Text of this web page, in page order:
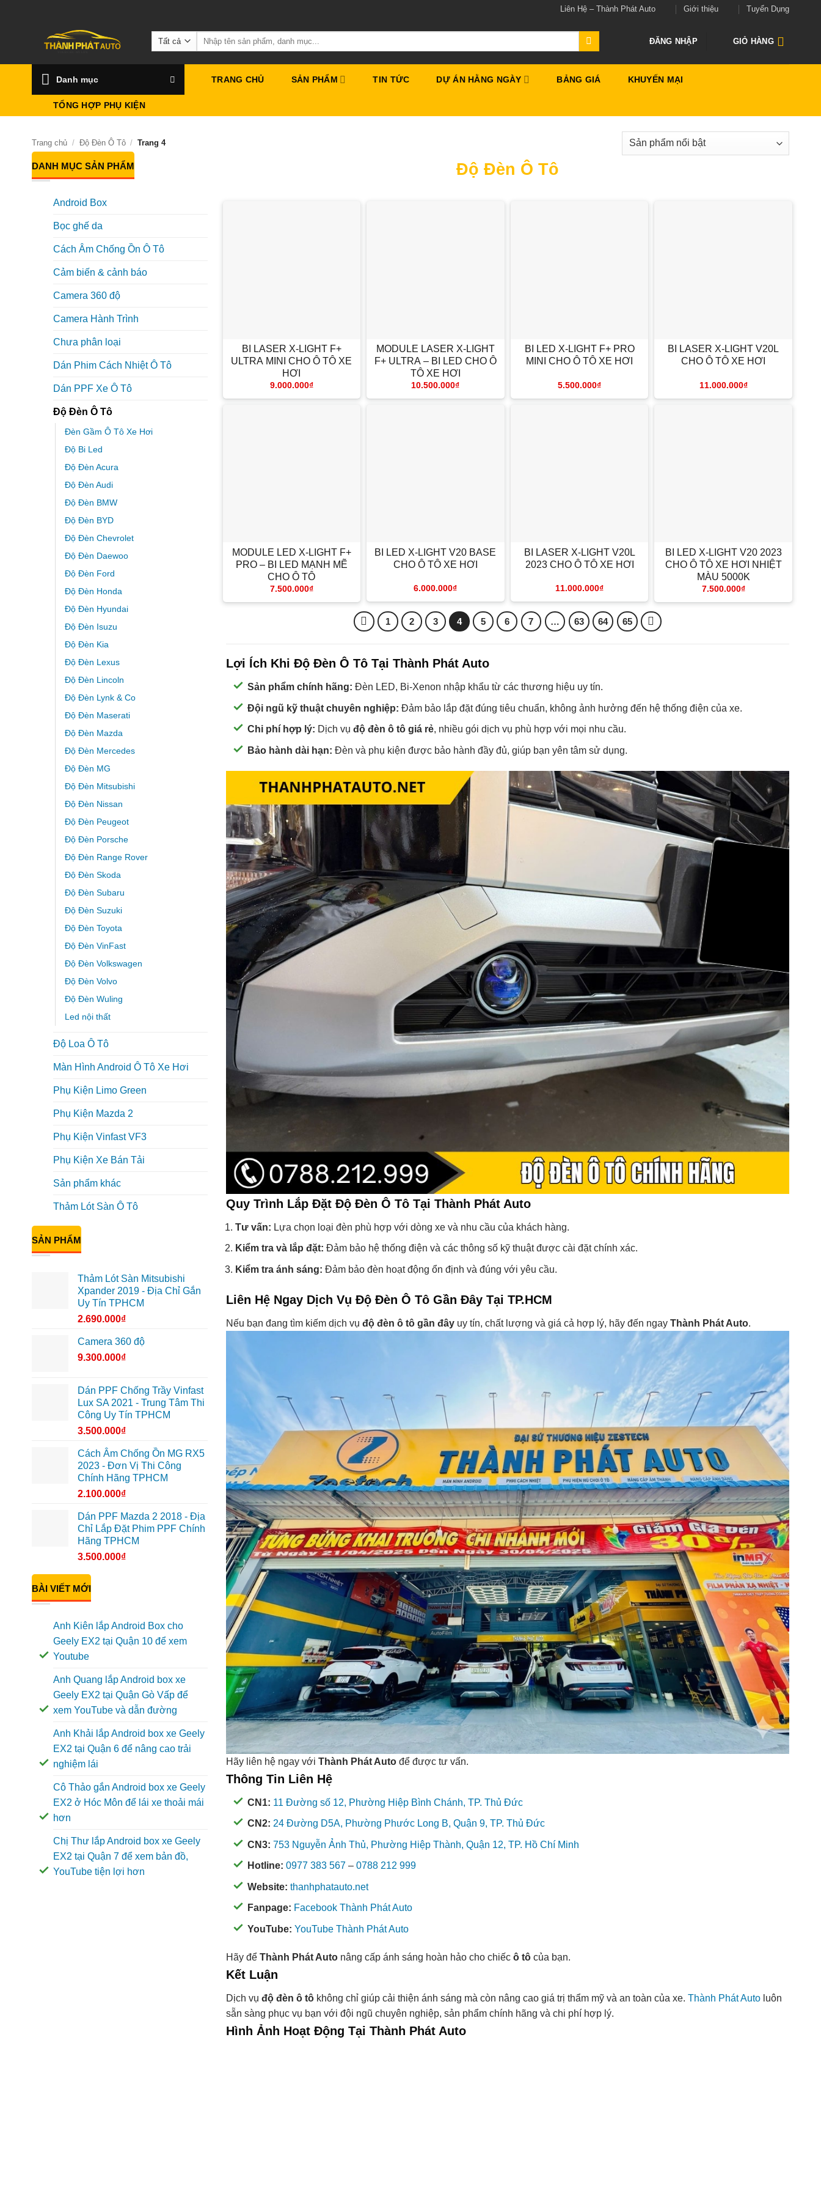
Liên Hệ – Thành Phát Auto Giới thiệu Tuyển Dụng
Tìm
kiếm:
ĐĂNG NHẬP GIỎ HÀNG
Danh mục TRANG CHỦ SẢN PHẨM TIN TỨC DỰ ÁN HẰNG NGÀY BẢNG GIÁ KHUYẾN MẠI
TỔNG HỢP PHỤ KIỆN
Trang chủ / Độ Đèn Ô Tô / Trang 4
DANH MỤC SẢN PHẨM
Android Box
Bọc ghế da
Cách Âm Chống Ồn Ô Tô
Cảm biến & cảnh báo
Camera 360 độ
Camera Hành Trình
Chưa phân loại
Dán Phim Cách Nhiệt Ô Tô
Dán PPF Xe Ô Tô
Độ Đèn Ô Tô
Đèn Gầm Ô Tô Xe Hơi
Độ Bi Led
Độ Đèn Acura
Độ Đèn Audi
Độ Đèn BMW
Độ Đèn BYD
Độ Đèn Chevrolet
Độ Đèn Daewoo
Độ Đèn Ford
Độ Đèn Honda
Độ Đèn Hyundai
Độ Đèn Isuzu
Độ Đèn Kia
Độ Đèn Lexus
Độ Đèn Lincoln
Độ Đèn Lynk & Co
Độ Đèn Maserati
Độ Đèn Mazda
Độ Đèn Mercedes
Độ Đèn MG
Độ Đèn Mitsubishi
Độ Đèn Nissan
Độ Đèn Peugeot
Độ Đèn Porsche
Độ Đèn Range Rover
Độ Đèn Skoda
Độ Đèn Subaru
Độ Đèn Suzuki
Độ Đèn Toyota
Độ Đèn VinFast
Độ Đèn Volkswagen
Độ Đèn Volvo
Độ Đèn Wuling
Led nội thất
Độ Loa Ô Tô
Màn Hình Android Ô Tô Xe Hơi
Phụ Kiện Limo Green
Phụ Kiện Mazda 2
Phụ Kiện Vinfast VF3
Phụ Kiện Xe Bán Tải
Sản phẩm khác
Thảm Lót Sàn Ô Tô
SẢN PHẨM
Thảm Lót Sàn Mitsubishi
Xpander 2019 - Địa Chỉ Gắn
Uy Tín TPHCM
2.690.000₫
Camera 360 độ
9.300.000₫
Dán PPF Chống Trầy Vinfast
Lux SA 2021 - Trung Tâm Thi
Công Uy Tín TPHCM
3.500.000₫
Cách Âm Chống Ồn MG RX5
2023 - Đơn Vị Thi Công
Chính Hãng TPHCM
2.100.000₫
Dán PPF Mazda 2 2018 - Địa
Chỉ Lắp Đặt Phim PPF Chính
Hãng TPHCM
3.500.000₫
BÀI VIẾT MỚI
Anh Kiên lắp Android Box cho
Geely EX2 tại Quận 10 để xem
Youtube
Anh Quang lắp Android box xe
Geely EX2 tại Quận Gò Vấp để
xem YouTube và dẫn đường
Anh Khải lắp Android box xe Geely
EX2 tại Quận 6 để nâng cao trải
nghiệm lái
Cô Thảo gắn Android box xe Geely
EX2 ở Hóc Môn để lái xe thoải mái
hơn
Chị Thư lắp Android box xe Geely
EX2 tại Quận 7 để xem bản đồ,
YouTube tiện lợi hơn
Độ Đèn Ô Tô
BI LASER X-LIGHT F+
ULTRA MINI CHO Ô TÔ XE
HƠI
9.000.000₫
MODULE LASER X-LIGHT
F+ ULTRA – BI LED CHO Ô
TÔ XE HƠI
10.500.000₫
BI LED X-LIGHT F+ PRO
MINI CHO Ô TÔ XE HƠI
5.500.000₫
BI LASER X-LIGHT V20L
CHO Ô TÔ XE HƠI
11.000.000₫
MODULE LED X-LIGHT F+
PRO – BI LED MẠNH MẼ
CHO Ô TÔ
7.500.000₫
BI LED X-LIGHT V20 BASE
CHO Ô TÔ XE HƠI
6.000.000₫
BI LASER X-LIGHT V20L
2023 CHO Ô TÔ XE HƠI
11.000.000₫
BI LED X-LIGHT V20 2023
CHO Ô TÔ XE HƠI NHIỆT
MÀU 5000K
7.500.000₫
1 2 3 4 5 6 7 … 63 64 65
Lợi Ích Khi Độ Đèn Ô Tô Tại Thành Phát Auto
Sản phẩm chính hãng: Đèn LED, Bi-Xenon nhập khẩu từ các thương hiệu uy tín.
Đội ngũ kỹ thuật chuyên nghiệp: Đảm bảo lắp đặt đúng tiêu chuẩn, không ảnh hưởng đến hệ thống điện của xe.
Chi phí hợp lý: Dịch vụ độ đèn ô tô giá rẻ, nhiều gói dịch vụ phù hợp với mọi nhu cầu.
Bảo hành dài hạn: Đèn và phụ kiện được bảo hành đầy đủ, giúp bạn yên tâm sử dụng.
Quy Trình Lắp Đặt Độ Đèn Ô Tô Tại Thành Phát Auto
Tư vấn: Lựa chọn loại đèn phù hợp với dòng xe và nhu cầu của khách hàng.
Kiểm tra và lắp đặt: Đảm bảo hệ thống điện và các thông số kỹ thuật được cài đặt chính xác.
Kiểm tra ánh sáng: Đảm bảo đèn hoạt động ổn định và đúng với yêu cầu.
Liên Hệ Ngay Dịch Vụ Độ Đèn Ô Tô Gần Đây Tại TP.HCM
Nếu bạn đang tìm kiếm dịch vụ độ đèn ô tô gần đâyuy tín, chất lượng và giá cả hợp lý, hãy đến ngay Thành Phát Auto.
Hãy liên hệ ngay với Thành Phát Autođể được tư vấn.
Thông Tin Liên Hệ
CN1: 11 Đường số 12, Phường Hiệp Bình Chánh, TP. Thủ Đức
CN2: 24 Đường D5A, Phường Phước Long B, Quận 9, TP. Thủ Đức
CN3: 753 Nguyễn Ảnh Thủ, Phường Hiệp Thành, Quận 12, TP. Hồ Chí Minh
Hotline: 0977 383 567– 0788 212 999
Website: thanhphatauto.net
Fanpage: Facebook Thành Phát Auto
YouTube: YouTube Thành Phát Auto
Hãy để Thành Phát Autonâng cấp ánh sáng hoàn hảo cho chiếc ô tôcủa bạn.
Kết Luận
Dịch vụ độ đèn ô tôkhông chỉ giúp cải thiện ánh sáng mà còn nâng cao giá trị thẩm mỹ và an toàn của xe. Thành Phát Autoluôn
sẵn sàng phục vụ bạn với đội ngũ chuyên nghiệp, sản phẩm chính hãng và chi phí hợp lý.
Hình Ảnh Hoạt Động Tại Thành Phát Auto